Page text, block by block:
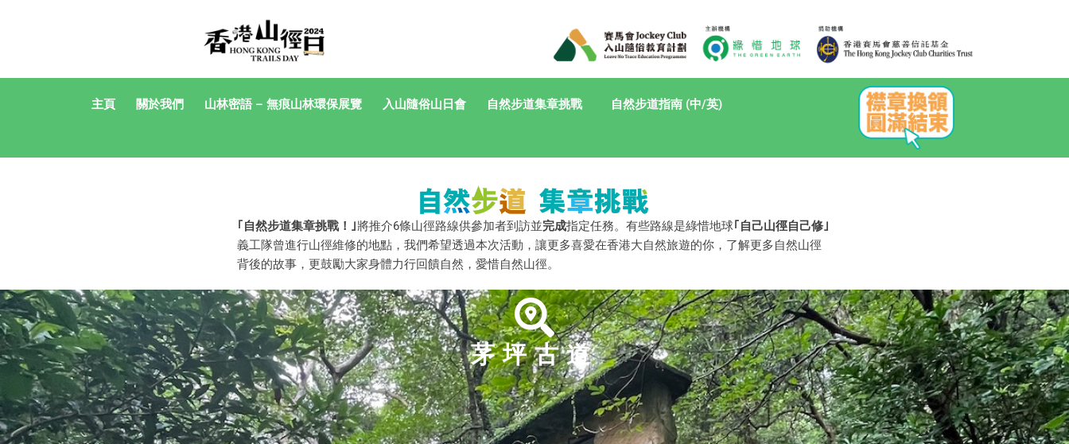
主頁 關於我們 山林密語 – 無痕山林環保展覽 入山隨俗山日會 自然步道集章挑戰 自然步道指南 (中/英)
｢自然步道集章挑戰！｣將推介6條山徑路線供參加者到訪並完成指定任務。有些路線是綠惜地球｢自己山徑自己修｣
義工隊曾進行山徑維修的地點，我們希望透過本次活動，讓更多喜愛在香港大自然旅遊的你，了解更多自然山徑
背後的故事，更鼓勵大家身體力行回饋自然，愛惜自然山徑。
茅坪古道